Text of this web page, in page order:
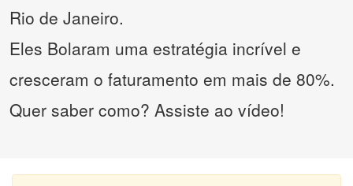
Rio de Janeiro.
Eles Bolaram uma estratégia incrível e
cresceram o faturamento em mais de 80%.
Quer saber como? Assiste ao vídeo!